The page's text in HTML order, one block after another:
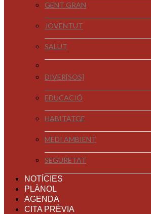
GENT GRAN
JOVENTUT
SALUT
DIVER[SOS]
EDUCACIÓ
HABITATGE
MEDI AMBIENT
SEGURETAT
NOTÍCIES
PLÀNOL
AGENDA
CITA PRÈVIA